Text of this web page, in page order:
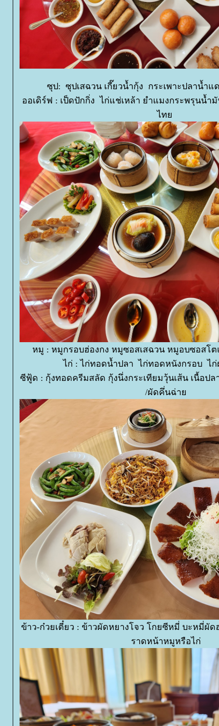
ซุป: ซุปเสฉวน เกี๊ยวน้ำกุ้ง กระเพาะปลาน้ำ
ออเดิร์ฟ : เป็ดปักกิ่ง ไก่แช่เหล้า ยำแมงกระพรุนน้ำ
ไท
หมู : หมูกรอบฮ่องกง หมูซอสเสฉวน หมูอบซอสโ
ไก่ : ไก่ทอดน้ำปลา ไก่ทอดหนังกรอบ ไก่
ซีฟู้ด : กุ้งทอดครีมสลัด กุ้งนึ่งกระเทียมวุ้นเส้น เนื้อปล
/ผัดคึ่นฉ่า
ข้าว-ก๋วยเตี๋ยว : ข้าวผัดหยางโจว โกยซีหมี่ บะหมี่ผัด
ราดหน้าหมูหรือไก่